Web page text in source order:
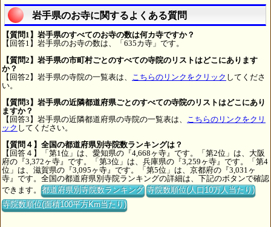
岩手県のお寺に関するよくある質問
【質問1】岩手県のすべてのお寺の数は何カ寺ですか？
【回答1】岩手県のお寺の数は、「635カ寺」です。
【質問2】岩手県の市町村ごとのすべての寺院のリストはどこにあります
か？
【回答2】岩手県の寺院の一覧表は、
こちらのリンクをクリック してくださ
い。
【質問3】岩手県の近隣都道府県ごとのすべての寺院のリストはどこにあり
ますか？
【回答3】岩手県の近隣都道府県の寺院の一覧表は、
こちらのリンクをクリ
ック してください。
【質問４】全国の都道府県別寺院数ランキングは？
【回答４】「第1位」は、愛知県の『4,668ヶ寺』です。「第2位」は、大阪
府の『3,372ヶ寺』です。「第3位」は、兵庫県の『3,259ヶ寺』です。「第4
位」は、滋賀県の『3,095ヶ寺』です。「第5位」は、京都府の『3,031ヶ
寺』です。全国の都道府県別寺院ランキングの詳細は、下記のボタンで確認
できます。都道府県別寺院数ランキング 寺院数順位(人口10万人当たり)
寺院数順位(面積100平方Km当たり)